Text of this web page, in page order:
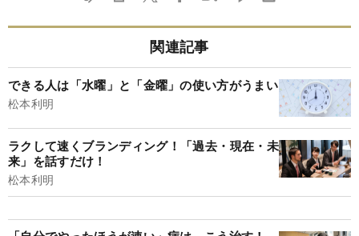
関連記事
できる人は「水曜」と「金曜」の使い方がうまい
松本利明
ラクして速くブランディング！「過去・現在・未
来」を話すだけ！
松本利明